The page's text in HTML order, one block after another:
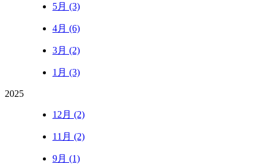
5月 (3)
4月 (6)
3月 (2)
1月 (3)
2025
12月 (2)
11月 (2)
9月 (1)